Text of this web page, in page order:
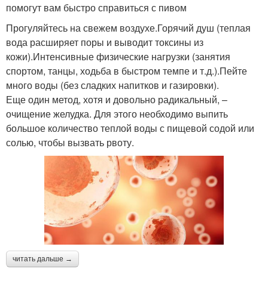
помогут вам быстро справиться с пивом
Прогуляйтесь на свежем воздухе.Горячий душ (теплая
вода расширяет поры и выводит токсины из
кожи).Интенсивные физические нагрузки (занятия
спортом, танцы, ходьба в быстром темпе и т.д.).Пейте
много воды (без сладких напитков и газировки).
Еще один метод, хотя и довольно радикальный, –
очищение желудка. Для этого необходимо выпить
большое количество теплой воды с пищевой содой или
солью, чтобы вызвать рвоту.
читать дальше →